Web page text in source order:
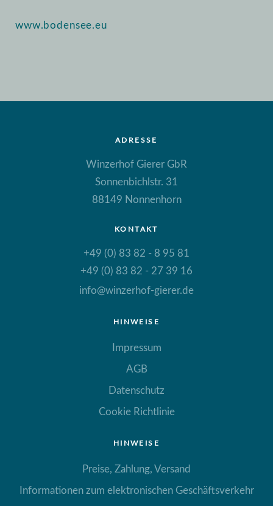
www.bodensee.eu
ADRESSE
Winzerhof Gierer GbR
Sonnenbichlstr. 31
88149 Nonnenhorn
KONTAKT
+49 (0) 83 82 - 8 95 81
+49 (0) 83 82 - 27 39 16
info@winzerhof-gierer.de
HINWEISE
Impressum
AGB
Datenschutz
Cookie Richtlinie
HINWEISE
Preise, Zahlung, Versand
Informationen zum elektronischen Geschäftsverkehr